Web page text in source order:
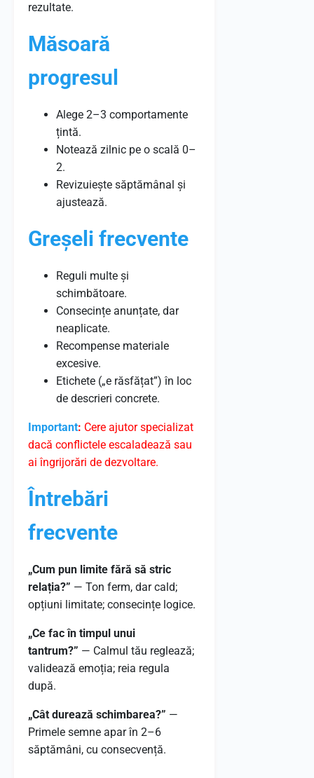
rezultate.
Măsoară
progresul
Alege 2–3 comportamente
țintă.
Notează zilnic pe o scală 0–
2.
Revizuiește săptămânal și
ajustează.
Greșeli frecvente
Reguli multe și
schimbătoare.
Consecințe anunțate, dar
neaplicate.
Recompense materiale
excesive.
Etichete („e răsfățat”) în loc
de descrieri concrete.
Important: Cere ajutor specializat
dacă conflictele escaladează sau
ai îngrijorări de dezvoltare.
Întrebări
frecvente
„Cum pun limite fără să stric
relația?” — Ton ferm, dar cald;
opțiuni limitate; consecințe logice.
„Ce fac în timpul unui
tantrum?” — Calmul tău reglează;
validează emoția; reia regula
după.
„Cât durează schimbarea?” —
Primele semne apar în 2–6
săptămâni, cu consecvență.